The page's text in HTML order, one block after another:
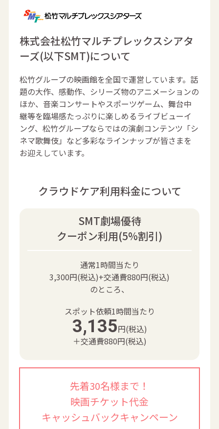
株式会社松竹マルチプレックスシアタ
ーズ(以下SMT)について
松竹グループの映画館を全国で運営しています。話
題の大作、感動作、シリーズ物のアニメーションの
ほか、音楽コンサートやスポーツゲーム、舞台中
継等を臨場感たっぷりに楽しめるライブビューイ
ング、松竹グループならではの演劇コンテンツ「シ
ネマ歌舞伎」など多彩なラインナップが皆さまを
お迎えしています。
クラウドケア利用料金について
SMT劇場優待
クーポン利用(5%割引)
通常1時間当たり
3,300円(税込)+交通費880円(税込)
のところ、
スポット依頼1時間当たり
3,135円(税込)
＋交通費880円(税込)
先着30名様まで！
映画チケット代金
キャッシュバックキャンペーン